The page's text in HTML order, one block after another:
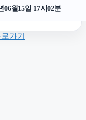
월15일 17시02분
가기